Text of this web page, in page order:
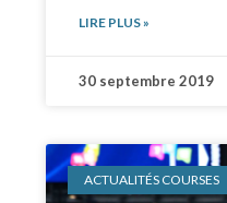
LIRE PLUS »
30 septembre 2019
ACTUALITÉS COURSES